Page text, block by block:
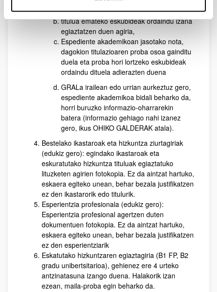
lortutako tituluaren fotokopia
titulua emateko eskubideak ordaindu izana
egiaztatzen duen agiria,
Espediente akademikoan jasotako nota,
dagokion titulazioaren proba osoa gainditu
duela eta proba hori lortzeko eskubideak
ordaindu dituela adierazten duena
GRALa irailean edo urrian aurkeztuz gero,
espediente akademikoa bidali beharko da,
horri buruzko informazio-oharrarekin
batera (informazio gehiago nahi izanez
gero, ikus OHIKO GALDERAK atala).
Bestelako ikastaroak eta hizkuntza ziurtagiriak
(edukiz gero): egindako ikastaroak eta
eskuratutako hizkuntza tituluak egiaztatuko
lituzketen agirien fotokopia. Ez da aintzat hartuko,
eskaera egiteko unean, behar bezala justifikatzen
ez den ikastarorik edo titulurik.
Esperientzia profesionala (edukiz gero):
Esperientzia profesional agertzen duten
dokumentuen fotokopia. Ez da aintzat hartuko,
eskaera egiteko unean, behar bezala justifikatzen
ez den esperientziarik
Eskatutako hizkuntzaren egiaztagiria (B1 FP, B2
gradu unibertsitarioa), gehienez ere 4 urteko
antzinatasuna izango duena. Halakorik izan
ezean, maila-proba egin beharko da.